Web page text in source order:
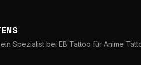
Spezialist bei EB Tattoo für Anime